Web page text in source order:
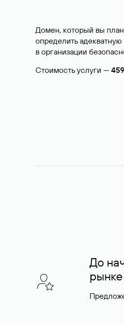
Домен, который вы
определить
в организации
Стоимость услуги —
До